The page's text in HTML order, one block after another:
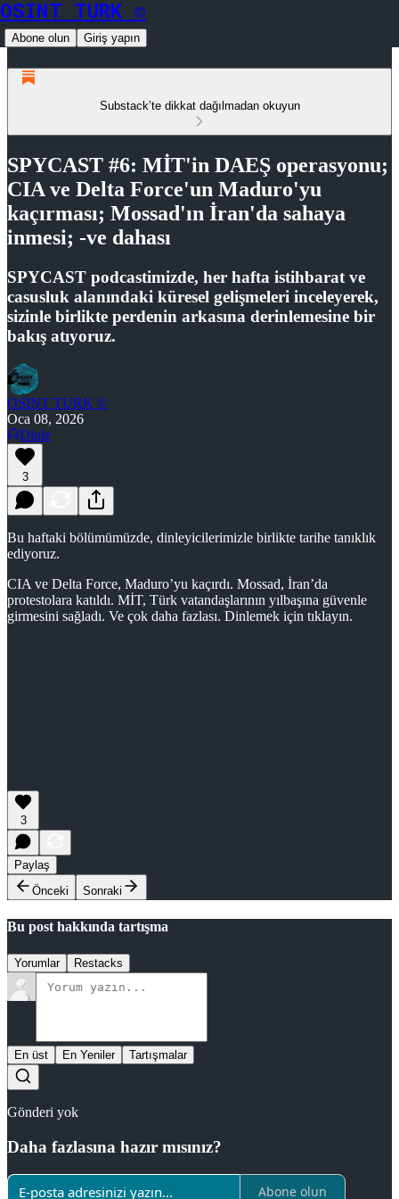
OSINT TURK ©
Abone olun Giriş yapın
Substack’te dikkat dağılmadan okuyun
SPYCAST #6: MİT'in DAEŞ operasyonu;
CIA ve Delta Force'un Maduro'yu
kaçırması; Mossad'ın İran'da sahaya
inmesi; -ve dahası
SPYCAST podcastimizde, her hafta istihbarat ve
casusluk alanındaki küresel gelişmeleri inceleyerek,
sizinle birlikte perdenin arkasına derinlemesine bir
bakış atıyoruz.
OSINT TURK ©
Oca 08, 2026
Dinle
3
Bu haftaki bölümümüzde, dinleyicilerimizle birlikte tarihe tanıklık
ediyoruz.
CIA ve Delta Force, Maduro’yu kaçırdı. Mossad, İran’da
protestolara katıldı. MİT, Türk vatandaşlarının yılbaşına güvenle
girmesini sağladı. Ve çok daha fazlası. Dinlemek için tıklayın.
3
Paylaş
Önceki
Sonraki
Bu post hakkında tartışma
Yorumlar Restacks
En üst En Yeniler Tartışmalar
Gönderi yok
Daha fazlasına hazır mısınız?
Abone olun